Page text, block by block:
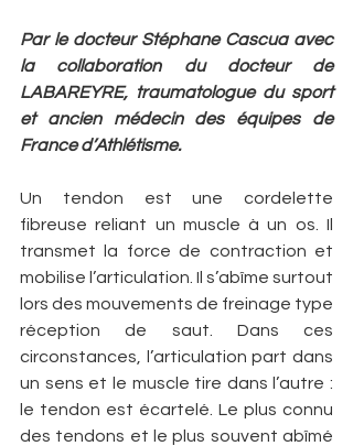
Par le docteur Stéphane Cascua avec
la collaboration du docteur de
LABAREYRE, traumatologue du sport
et ancien médecin des équipes de
France d’Athlétisme.
Un tendon est une cordelette
fibreuse reliant un muscle à un os. Il
transmet la force de contraction et
mobilise l’articulation. Il s’abîme surtout
lors des mouvements de freinage type
réception de saut. Dans ces
circonstances, l’articulation part dans
un sens et le muscle tire dans l’autre :
le tendon est écartelé. Le plus connu
des tendons et le plus souvent abîmé